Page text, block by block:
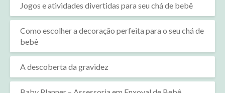
Jogos e atividades divertidas para seu chá de bebê
Como escolher a decoração perfeita para o seu chá de
bebê
A descoberta da gravidez